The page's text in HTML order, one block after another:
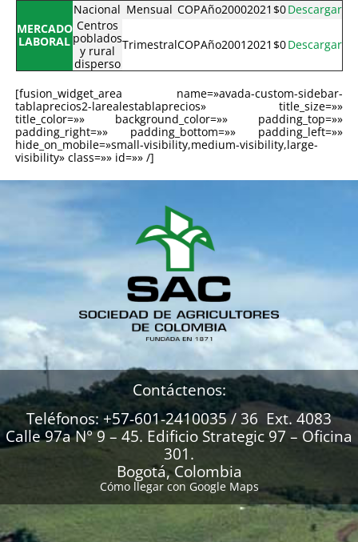
MERCADO
LABORAL
Nacional Mensual COPAño20002021 $0Descargar
Centros
poblados
y rural
disperso
TrimestralCOPAño2001 2021 $0Descargar
[fusion_widget_area name=»avada-custom-sidebar-
tablaprecios2-larealestablaprecios» title_size=»»
title_color=»» background_color=»» padding_top=»»
padding_right=»» padding_bottom=»» padding_left=»»
hide_on_mobile=»small-visibility,medium-visibility,large-
visibility» class=»» id=»» /]
Contáctenos:
Teléfonos: +57-601-2410035 / 36 Ext. 4083
Calle 97a N° 9 – 45. Edificio Strategic 97 – Oficina
301.
Bogotá, Colombia
Cómo llegar con Google Maps